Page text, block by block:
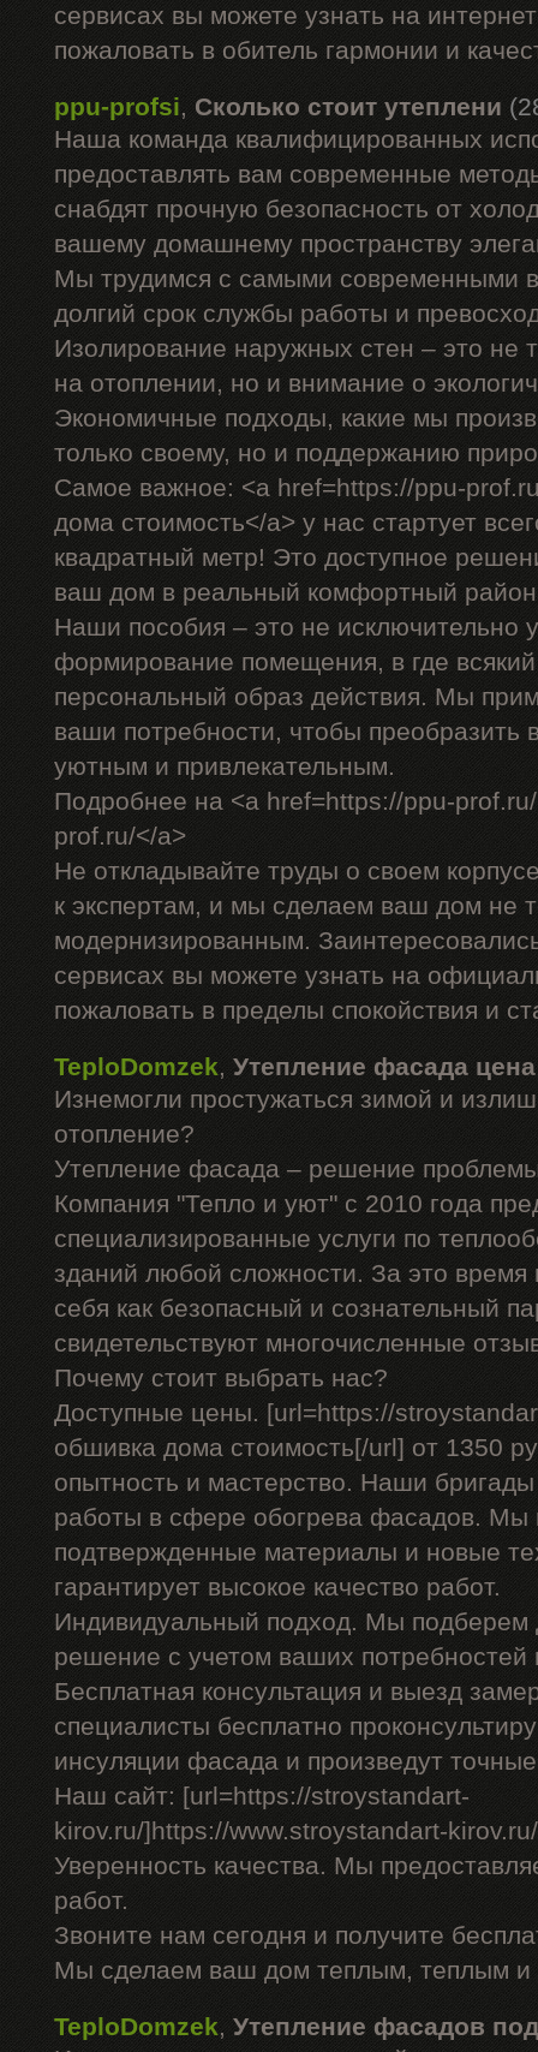
сервисах вы можете узнать на
пожаловать в обитель гармонии и
ppu-profsi, Сколько стоит утеплени
Наша команда квалифицированных
предоставлять вам современные
снабдят прочную безопасность от
вашему домашнему пространству
Мы трудимся с самыми современными
долгий срок службы работы и
Изолирование наружных стен – это не
на отоплении, но и внимание о
Экономичные подходы, какие мы
только своему, но и поддержанию
Самое важное: <a href=https://ppu-
дома стоимость</a> у нас стартует
квадратный метр! Это доступное
ваш дом в реальный комфортный
Наши пособия – это не исключительно
формирование помещения, в где
персональный образ действия. Мы
ваши потребности, чтобы
уютным и привлекательным.
Подробнее на <a href=https://ppu-
prof.ru/</a>
Не откладывайте труды о своем
к экспертам, и мы сделаем ваш дом не
модернизированным.
сервисах вы можете узнать на
пожаловать в пределы спокойствия и
TeploDomzek, Утепление фасада цена
Изнемогли простужаться зимой и
отопление?
Утепление фасада – решение
Компания "Тепло и уют" с 2010 года
специализированные услуги по
зданий любой сложности. За это
себя как безопасный и сознательный
свидетельствуют многочисленные
Почему стоит выбрать нас?
Доступные цены. [url=https://
обшивка дома стоимость[/url] от 1350
опытность и мастерство. Наши
работы в сфере обогрева фасадов. Мы
подтвержденные материалы и новые
гарантирует высокое качество работ.
Индивидуальный подход. Мы подберем
решение с учетом ваших
Бесплатная консультация и выезд
специалисты бесплатно
инсуляции фасада и произведут
Наш сайт: [url=https://stroystandart-
kirov.ru/]https://www.stroystandart-
Уверенность качества. Мы
работ.
Звоните нам сегодня и получите
Мы сделаем ваш дом теплым, теплым и
TeploDomzek, Утепление фасадов под